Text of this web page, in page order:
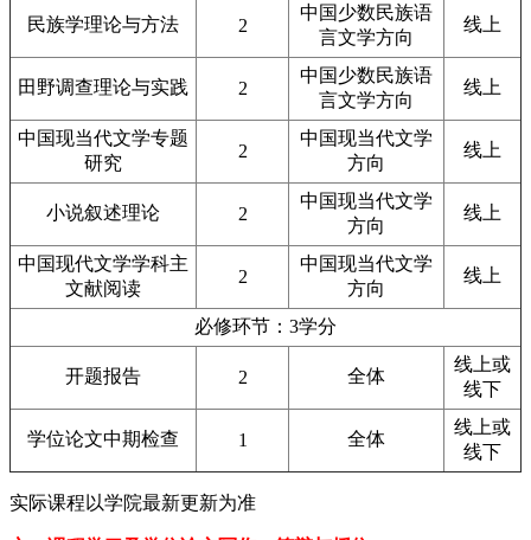
民族学理论与方法 2
中国少数民族语
言文学方向
线上
田野调查理论与实践 2
中国少数民族语
言文学方向
线上
中国现当代文学专题
研究
2
中国现当代文学
方向
线上
小说叙述理论 2
中国现当代文学
方向
线上
中国现代文学学科主
文献阅读
2
中国现当代文学
方向
线上
必修环节：3学分
开题报告 2 全体
线上或
线下
学位论文中期检查 1 全体
线上或
线下
实际课程以学院最新更新为准